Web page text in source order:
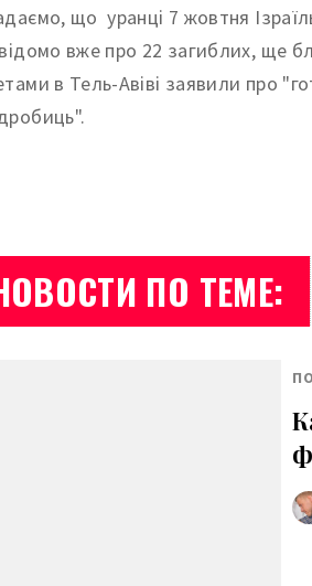
що уранці 7 жовтня
вже про 22 загиблих, ще
в Тель-Авіві заявили про
ПО ТЕМЕ: